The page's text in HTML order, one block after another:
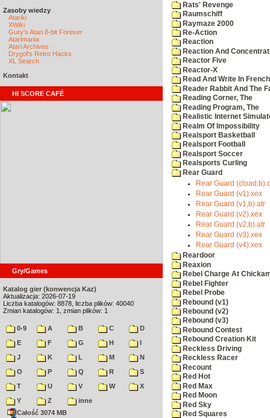
Zasoby wiedzy
Atariki
XWiki
Gury's Atari 8-bit Forever
Atarimania
Atari Archives
Drygol's Retro Hacks
XL Search
Kontakt
HI SCORE CAFÉ
Gry/Games
Katalog gier (konwencja Kaz)
Aktualizacja: 2026-07-19
Liczba katalogów: 8878, liczba plików: 40040
Zmian katalogów: 1, zmian plików: 1
0-9 A B C
D
E
F G H
I
J
K L M
N
O
P Q R
S
T
U V W
X
Y
Z
inne
Całość 3074 MB
Rats' Revenge
Raumschiff
Raymaze 2000
Re-Action
Reaction
Reaction And
Reactor Five
Reactor-X
Read And Write In
Reader Rabbit And The
Reading Corner, The
Reading Program, The
Realistic Internet
Realm Of Impossibility
Realsport Basketball
Realsport Football
Realsport Soccer
Realsports Curling
Rear Guard
Rear Guard
Rear Guard (v1).xex
Rear Guard (v1,b).atr
Rear Guard (v2).xex
Rear Guard (v2,b).atr
Rear Guard (v3).xex
Rear Guard (v4).xex
Reardoor
Reaxion
Rebel Charge At
Rebel Fighter
Rebel Probe
Rebound (v1)
Rebound (v2)
Rebound (v3)
Rebound Contest
Rebound Creation Kit
Reckless Driving
Reckless Racer
Recount
Red Hot
Red Max
Red Moon
Red Sky
Red Squares